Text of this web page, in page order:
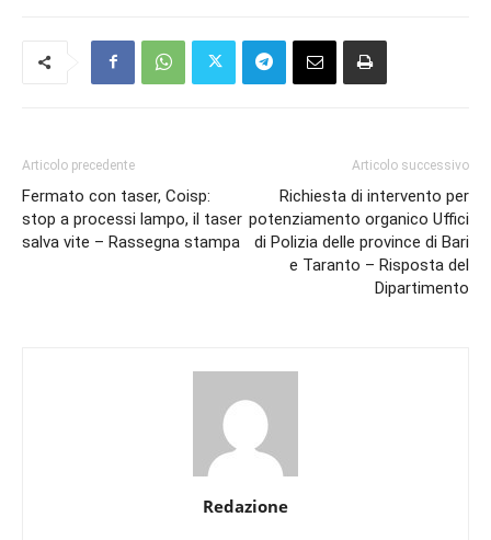
Articolo precedente
Fermato con taser, Coisp:
stop a processi lampo, il taser
salva vite – Rassegna stampa
Articolo successivo
Richiesta di intervento per
potenziamento organico Uffici
di Polizia delle province di Bari
e Taranto – Risposta del
Dipartimento
Redazione